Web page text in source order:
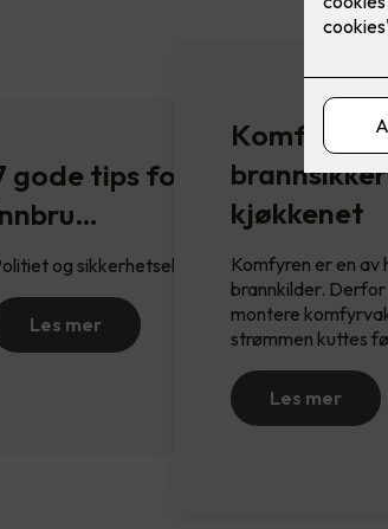
kjøkkenet
Komfyren er en av
brannkilder.
montere
strømmen kuttes
Les mer
gode tips for å unngå
og sikkerhetseksperter har gjen…
Les mer